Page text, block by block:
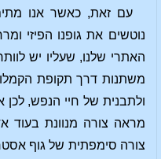
עם זאת, כאשר אנו
נוטשים את גופנו הפיזי
האתרי שלנו, שעליו יש
משתנות דרך תקופת
ולתבנית של חיי הנפש,
מראה צורה מנוונת
צורה סימפתית של גוף